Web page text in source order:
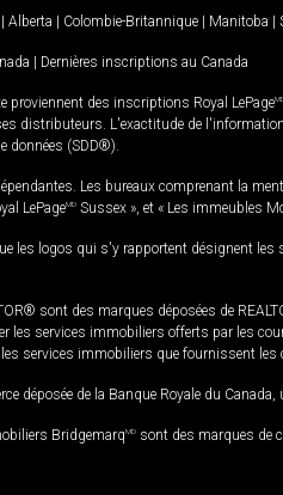
Alberta Colombie-Britannique Manitoba
Dernières inscriptions au Canada
proviennent des inscriptions Royal LePage
distributeurs. L'exactitude de
données (SDD®).
Les bureaux comprenant la
LePageMD Sussex », et « Les immeubles
les logos qui s'y rapportent désignent les
sont des marques déposées de
les services immobiliers offerts par les
services immobiliers que fournissent
déposée de la Banque Royale du
BridgemarqMD sont des marques de